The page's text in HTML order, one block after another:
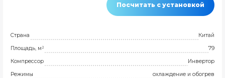
Посчитать с установкой
Страна
Китай
Площадь, м²
79
Компрессор
Инвертор
Режимы
охлаждение и обогрев